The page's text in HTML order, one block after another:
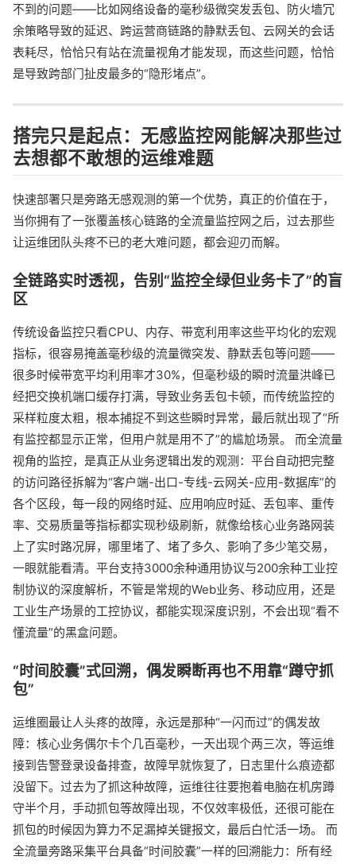
不到的问题——比如网络设备的毫秒级微突发丢包、防火墙冗
余策略导致的延迟、跨运营商链路的静默丢包、云网关的会话
表耗尽，恰恰只有站在流量视角才能发现，而这些问题，恰恰
是导致跨部门扯皮最多的“隐形堵点”。
搭完只是起点：无感监控网能解决那些过
去想都不敢想的运维难题
快速部署只是旁路无感观测的第一个优势，真正的价值在于，
当你拥有了一张覆盖核心链路的全流量监控网之后，过去那些
让运维团队头疼不已的老大难问题，都会迎刃而解。
全链路实时透视，告别“监控全绿但业务卡了”的盲
区
传统设备监控只看CPU、内存、带宽利用率这些平均化的宏观
指标，很容易掩盖毫秒级的流量微突发、静默丢包等问题——
很多时候带宽平均利用率才30%，但毫秒级的瞬时流量洪峰已
经把交换机端口缓存打满，导致业务丢包卡顿，而传统监控的
采样粒度太粗，根本捕捉不到这些瞬时异常，最后就出现了“所
有监控都显示正常，但用户就是用不了”的尴尬场景。 而全流量
视角的监控，是真正从业务逻辑出发的观测：平台自动把完整
的访问路径拆解为“客户端-出口-专线-云网关-应用-数据库”的
各个区段，每一段的网络时延、应用响应时延、丢包率、重传
率、交易质量等指标都实现秒级刷新，就像给核心业务路网装
上了实时路况屏，哪里堵了、堵了多久、影响了多少笔交易，
一眼就能看清。平台支持3000余种通用协议与200余种工业控
制协议的深度解析，不管是常规的Web业务、移动应用，还是
工业生产场景的工控协议，都能实现深度识别，不会出现“看不
懂流量”的黑盒问题。
“时间胶囊”式回溯，偶发瞬断再也不用靠“蹲守抓
包”
运维圈最让人头疼的故障，永远是那种“一闪而过”的偶发故
障：核心业务偶尔卡个几百毫秒，一天出现个两三次，等运维
接到告警登录设备排查，故障早就恢复了，日志里什么痕迹都
没留下。过去为了抓这种故障，运维往往要抱着电脑在机房蹲
守半个月，手动抓包等故障出现，不仅效率极低，还很可能在
抓包的时候因为算力不足漏掉关键报文，最后白忙活一场。 而
全流量旁路采集平台具备“时间胶囊”一样的回溯能力：所有经